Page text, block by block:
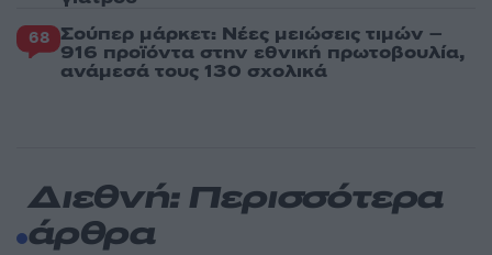
68 Σούπερ μάρκετ: Νέες μειώσεις τιμών –
916 προϊόντα στην εθνική πρωτοβουλία,
ανάμεσά τους 130 σχολικά
Διεθνή: Περισσότερα
άρθρα